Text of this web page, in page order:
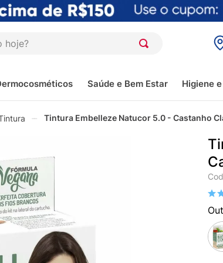
Saúde e Bem Estar Higiene
Tintura Embelleze Natucor 5.0 - Castanho
Cod